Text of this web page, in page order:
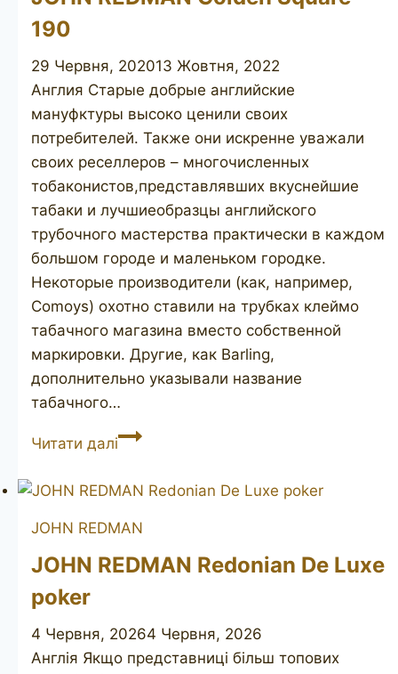
190
29 Червня, 202013 Жовтня, 2022
Англия Старые добрые английские
мануфктуры высоко ценили своих
потребителей. Также они искренне уважали
своих реселлеров – многочисленных
тобаконистов,представлявших вкуснейшие
табаки и лучшиеобразцы английского
трубочного мастерства практически в каждом
большом городе и маленьком городке.
Некоторые производители (как, например,
Comoys) охотно ставили на трубках клеймо
табачного магазина вместо собственной
маркировки. Другие, как Barling,
дополнительно указывали название
табачного…
Читати даліJOHN
Golden
190
JOHN REDMAN
JOHN REDMAN Redonian De Luxe
poker
4 Червня, 20264 Червня, 2026
Англія Якщо представниці більш топових